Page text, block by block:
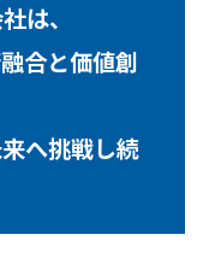
は、
合と価値創
へ挑戦し続